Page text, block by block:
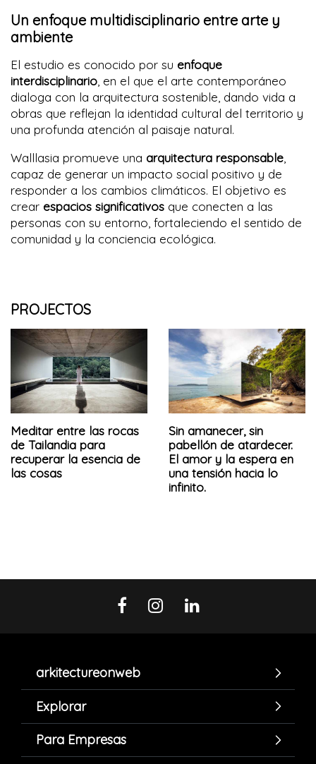
Un enfoque multidisciplinario entre arte y
ambiente
El estudio es conocido por su enfoque
interdisciplinario , en el que el arte contemporáneo
dialoga con la arquitectura sostenible, dando vida a
obras que reflejan la identidad cultural del territorio y
una profunda atención al paisaje natural.
Walllasia promueve una arquitectura responsable
capaz de generar un impacto social positivo y de
responder a los cambios climáticos. El objetivo es
crear espacios significativos que conecten a las
personas con su entorno, fortaleciendo el sentido de
comunidad y la conciencia ecológica.
PROJECTOS
Meditar entre las rocas
de Tailandia para
recuperar la esencia de
las cosas
Sin amanecer, sin
pabellón de atardecer.
El amor y la espera en
una tensión hacia lo
infinito.
arkitectureonweb
Explorar
Para Empresas